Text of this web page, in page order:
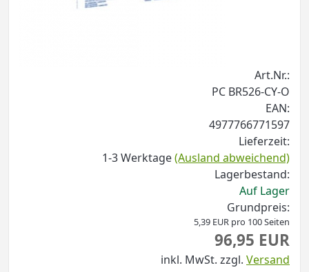
Art.Nr.:
PC BR526-CY-O
EAN:
4977766771597
Lieferzeit:
1-3 Werktage(Ausland abweichend)
Lagerbestand:
Auf Lager
Grundpreis:
5,39 EUR pro 100 Seiten
96,95 EUR
inkl. MwSt. zzgl. Versand